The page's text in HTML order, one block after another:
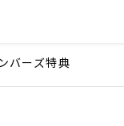
バーズ特典